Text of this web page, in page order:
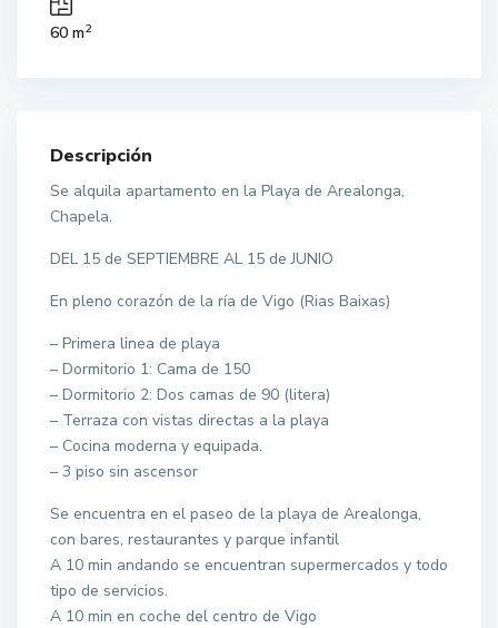
60 m2
Descripción
Se alquila apartamento en la Playa de Arealonga,
Chapela.
DEL 15 de SEPTIEMBRE AL 15 de JUNIO
En pleno corazón de la ría de Vigo (Rias Baixas)
– Primera linea de playa
– Dormitorio 1: Cama de 150
– Dormitorio 2: Dos camas de 90 (litera)
– Terraza con vistas directas a la playa
– Cocina moderna y equipada.
– 3 piso sin ascensor
Se encuentra en el paseo de la playa de Arealonga,
con bares, restaurantes y parque infantil
A 10 min andando se encuentran supermercados y todo
tipo de servicios.
A 10 min en coche del centro de Vigo